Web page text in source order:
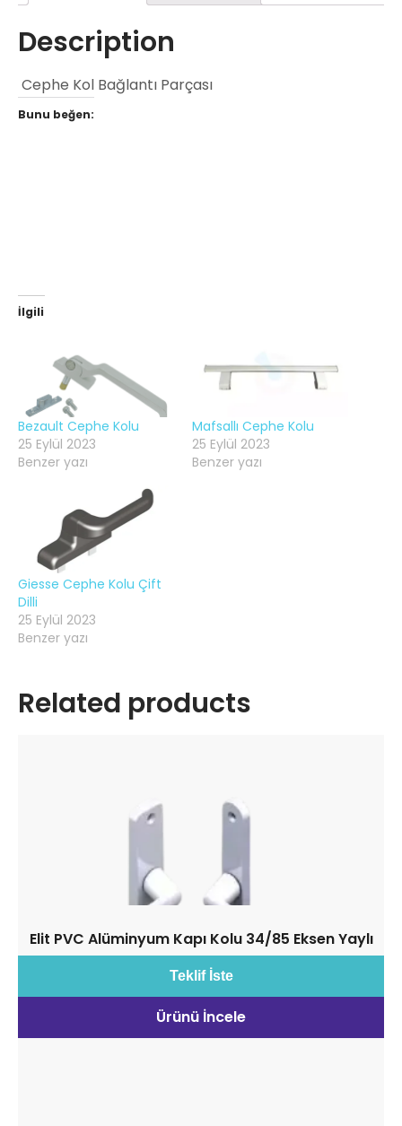
Description
Cephe Kol Bağlantı Parçası
Bunu beğen:
İlgili
Bezault Cephe Kolu
25 Eylül 2023
Benzer yazı
Mafsallı Cephe Kolu
25 Eylül 2023
Benzer yazı
Giesse Cephe Kolu Çift
Dilli
25 Eylül 2023
Benzer yazı
Related products
Elit PVC Alüminyum Kapı Kolu 34/85 Eksen Yaylı
Teklif İste
Ürünü İncele